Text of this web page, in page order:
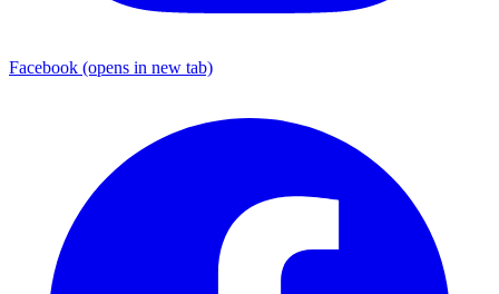
Facebook (opens in new tab)